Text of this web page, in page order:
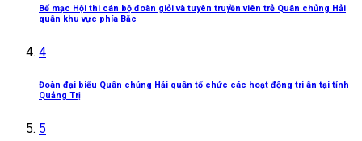
Bế mạc Hội thi cán bộ đoàn giỏi và tuyên truyền viên trẻ Quân chủng Hải
quân khu vực phía Bắc
4
Đoàn đại biểu Quân chủng Hải quân tổ chức các hoạt động tri ân tại tỉnh
Quảng Trị
5